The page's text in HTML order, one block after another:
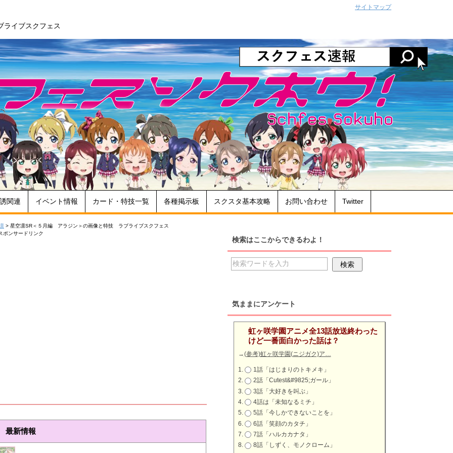
イブスクフェス
関連 イベント情報 カード・特技一覧 各種掲示板 スクスタ基本攻略 お問い合わせ Twitter
> 星空凛SR＜５月編 アラジン＞の画像と特技 ラブライブスクフェス
ポンサードリンク
最新情報
検索はここからできるわよ！
気ままにアンケート
虹ヶ咲学園アニメ全13話放送終わった
けど一番面白かった話は？
→(参考)虹ヶ咲学園(ニジガク)ア…
1話「はじまりのトキメキ」
2話「Cutest&#9825;ガール」
3話「大好きを叫ぶ」
4話は「未知なるミチ」
5話「今しかできないことを」
6話「笑顔のカタチ」
7話「ハルカカナタ」
8話「しずく、モノクローム」
サイトマップ